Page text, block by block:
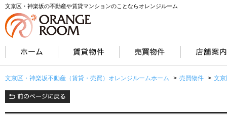
文京区・神楽坂の不動産や賃貸マンションのことならオレンジルーム
文京区・神楽坂不動産（賃貸・売買）オレンジルームホーム > 売買物件 > 文